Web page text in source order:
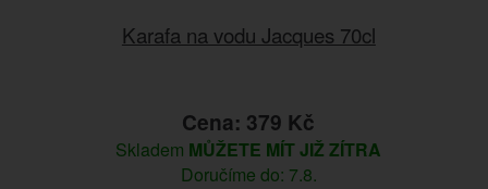
Karafa na vodu Jacques 70cl
Cena: 379 Kč
Skladem MŮŽETE MÍT JIŽ ZÍTRA
Doručíme do: 7.8.